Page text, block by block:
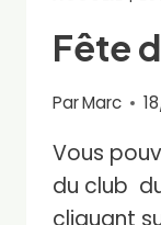
Fête
ParMarc
Vous
du club